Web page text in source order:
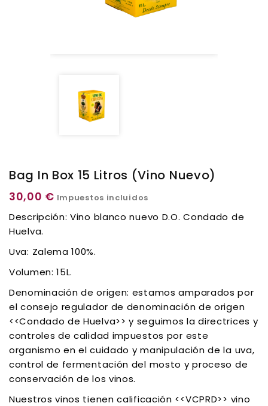
Bag In Box 15 Litros (vino Nuevo)
30,00 € Impuestos incluidos
Descripción: Vino blanco nuevo D.O. Condado de
Huelva.
Uva: Zalema 100%.
Volumen: 15L.
Denominación de origen: estamos amparados por
el consejo regulador de denominación de origen
<<Condado de Huelva>> y seguimos la directrices y
controles de calidad impuestos por este
organismo en el cuidado y manipulación de la uva,
control de fermentación del mosto y proceso de
conservación de los vinos.
Nuestros vinos tienen calificación <<VCPRD>> vino